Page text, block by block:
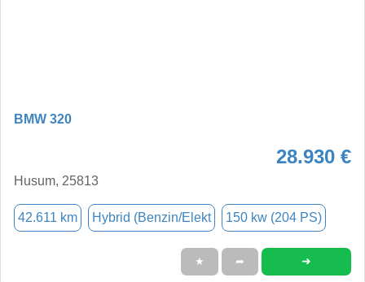
BMW 320
28.930 €
Husum, 25813
42.611 km Hybrid (Benzin/Elekt 150 kw (204 PS)
★ ➦ ➜